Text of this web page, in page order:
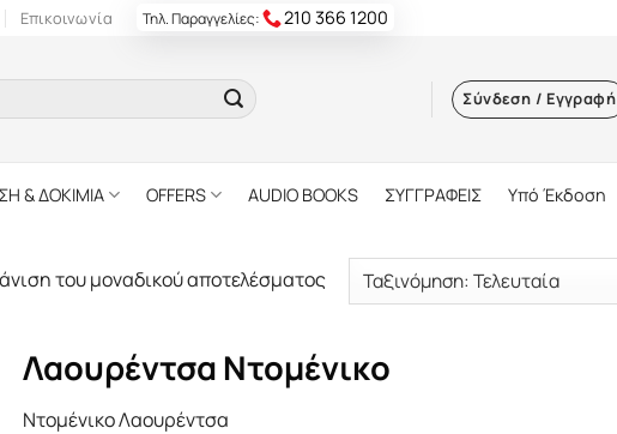
Επικοινωνία Τηλ. Παραγγελίες: 210 366 1200
Σύνδεση / Εγγραφή
& ΔΟΚΙΜΙΑ OFFERS AUDIO BOOKS ΣΥΓΓΡΑΦΕΙΣ Υπό Έκδοση
του μοναδικού αποτελέσματος
Λαουρέντσα Ντομένικο
Ντομένικο Λαουρέντσα